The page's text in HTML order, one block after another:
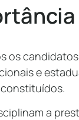
os
e
a